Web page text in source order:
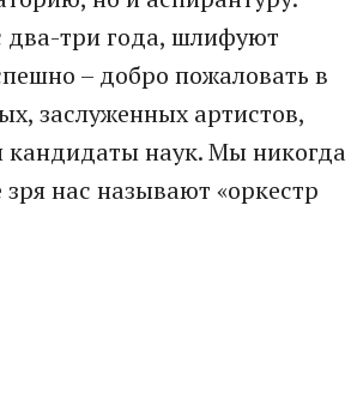
два-три года, шлифуют
– добро пожаловать в
заслуженных артистов,
кандидаты наук. Мы никогда
нас называют «оркестр